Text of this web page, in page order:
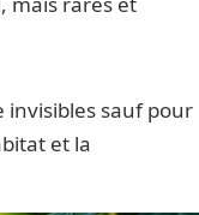
invisibles sauf pour
et la